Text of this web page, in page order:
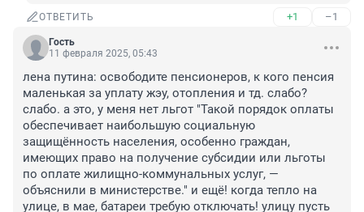
ОТВЕТИТЬ +1 –1
Гость
11 февраля 2025, 05:43
лена путина: освободите пенсионеров, к кого пенсия
маленькая за уплату жэу, отопления и тд. слабо?
слабо. а это, у меня нет льгот "Такой порядок оплаты
обеспечивает наибольшую социальную
защищённость населения, особенно граждан,
имеющих право на получение субсидии или льготы
по оплате жилищно-коммунальных услуг, —
объяснили в министерстве." и ещё! когда тепло на
улице, в мае, батареи требую отключать! улицу пусть